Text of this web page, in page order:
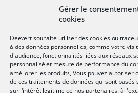
Gérer le
cookies
Deevert souhaite utiliser des cookies ou
à des données personnelles, comme votre
d'audience, fonctionnalités liées aux réseaux
personnalisé et mesure de performance du
améliorer les produits, Vous pouvez autoriser
de ces traitements de données qui sont
sur l'intérêt légitime de nos partenaires, à
SUIVEZ-NOUS...
deevert.com